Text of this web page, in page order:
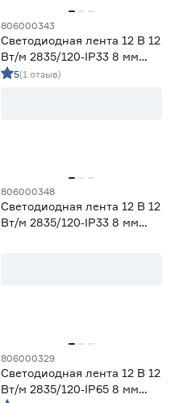
806000343
Светодиодная лента 12 В 12
Вт/м 2835/120‑IP33 8 мм
красный 2 м Geniled
5(1 отзыв)
806000348
Светодиодная лента 12 В 12
Вт/м 2835/120‑IP33 8 мм
806000329
Светодиодная лента 12 В 12
Вт/м 2835/120‑IP65 8 мм